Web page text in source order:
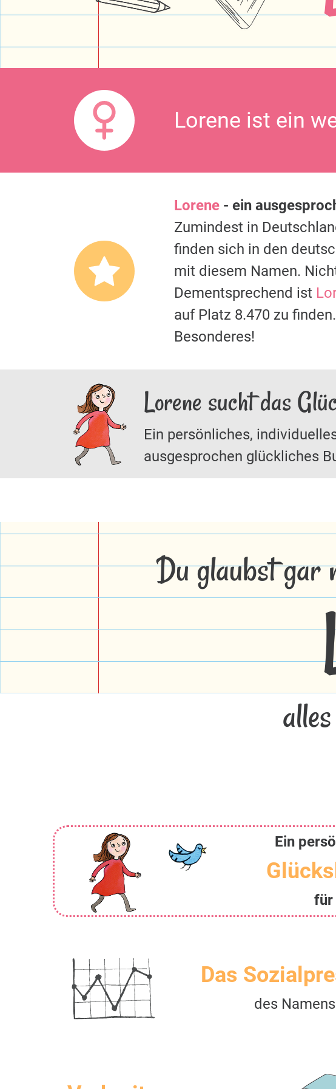
Lorene ist ein
Lorene - ein
Zumindest in
finden sich in den
mit diesem Namen.
Dementsprechend ist
auf Platz 8.470 zu
Besonderes!
Lorene sucht das
Ein persönliches,
ausgesprochen glückliches
Du glaubst gar
Ein
für
Das
des